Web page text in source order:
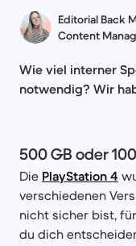
Editorial Back
Content
Wie viel interner
notwendig? Wir
500 GB oder
Die PlayStation 4
verschiedenen
nicht sicher bist,
du dich